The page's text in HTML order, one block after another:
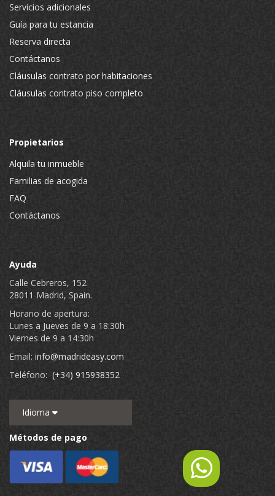
Servicios adicionales
Guía para tu estancia
Reserva directa
Contáctanos
Cláusulas contrato por habitaciones
Cláusulas contrato piso completo
Propietarios
Alquila tu inmueble
Familias de acogida
FAQ
Contáctanos
Ayuda
Calle Cebreros, 152
28011 Madrid, Spain.
Horario de apertura:
Lunes a Jueves de 9 a 18:30h
Viernes de 9 a 14:30h
Email: info@madrideasy.com
Teléfono: (+34) 915938352
Idioma
Métodos de pago